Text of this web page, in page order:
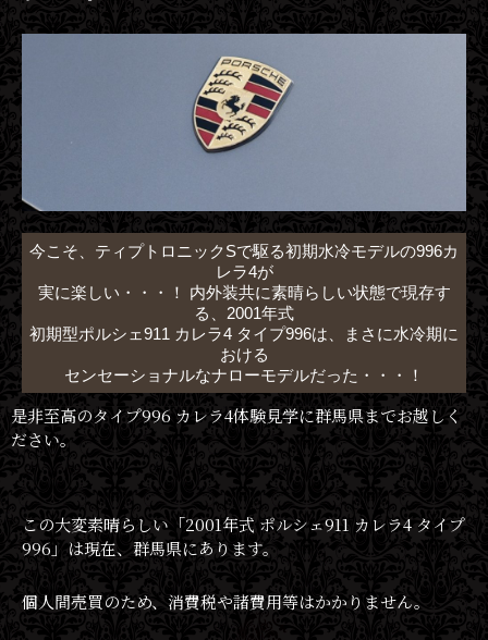
今こそ、ティプトロニックSで駆る初期水冷モデルの996カ
レラ4が
実に楽しい・・・！ 内外装共に素晴らしい状態で現存す
る、2001年式
初期型ポルシェ911 カレラ4 タイプ996は、まさに水冷期に
おける
センセーショナルなナローモデルだった・・・！
是非至高のタイプ996 カレラ4体験見学に群馬県までお越しく
ださい。
この大変素晴らしい「2001年式 ポルシェ911 カレラ4 タイプ
996」は現在、群馬県にあります。
個人間売買のため、消費税や諸費用等はかかりません。